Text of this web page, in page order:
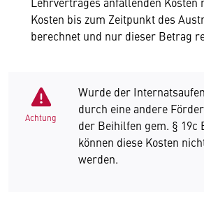
Kosten bis zum Zeitpunkt des
berechnet und nur dieser Betrag
Achtung
Wurde der
durch eine andere
der Beihilfen gem. § 19c
können diese Kosten
werden.